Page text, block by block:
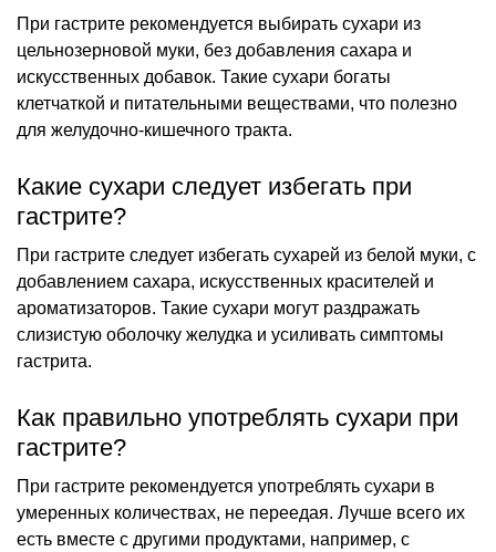
При гастрите рекомендуется выбирать сухари из
цельнозерновой муки, без добавления сахара и
искусственных добавок. Такие сухари богаты
клетчаткой и питательными веществами, что полезно
для желудочно-кишечного тракта.
Какие сухари следует избегать при
гастрите?
При гастрите следует избегать сухарей из белой муки, с
добавлением сахара, искусственных красителей и
ароматизаторов. Такие сухари могут раздражать
слизистую оболочку желудка и усиливать симптомы
гастрита.
Как правильно употреблять сухари при
гастрите?
При гастрите рекомендуется употреблять сухари в
умеренных количествах, не переедая. Лучше всего их
есть вместе с другими продуктами, например, с